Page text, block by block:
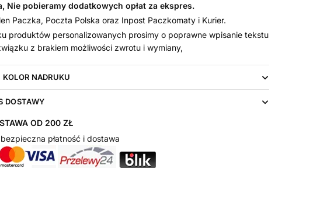
Nie pobieramy dodatkowych opłat za ekspres.
Paczka, Poczta Polska oraz Inpost Paczkomaty i Kurier.
produktów personalizowanych prosimy o poprawne wpisanie tekstu
z brakiem możliwości zwrotu i wymiany,
NADRUKU
DOSTAWY
OD 200 ZŁ
płatność i dostawa